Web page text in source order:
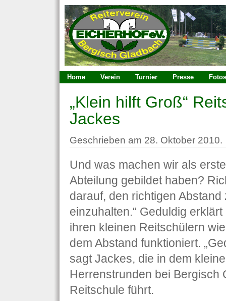
Home Verein Turnier Presse Fotos
„Klein hilft Groß“
Jackes
Geschrieben am 28. Oktober 2010.
Und was machen wir als
Abteilung gebildet haben?
darauf, den richtigen
einzuhalten.“ Geduldig
ihren kleinen Reitschülern
dem Abstand funktioniert.
sagt Jackes, die in dem
Herrenstrunden bei Bergisch
Reitschule führt.